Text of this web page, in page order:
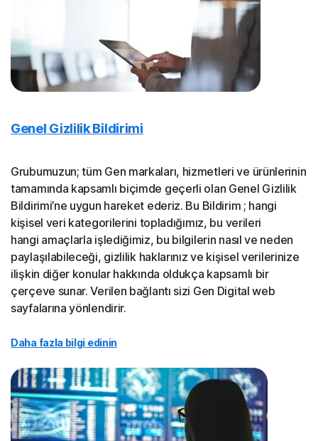
Genel Gizlilik Bildirimi
Grubumuzun; tüm Gen markaları, hizmetleri ve ürünlerinin
tamamında kapsamlı biçimde geçerli olan Genel Gizlilik
Bildirimi’ne uygun hareket ederiz. Bu Bildirim ; hangi
kişisel veri kategorilerini topladığımız, bu verileri
hangi amaçlarla işlediğimiz, bu bilgilerin nasıl ve neden
paylaşılabileceği, gizlilik haklarınız ve kişisel verilerinize
ilişkin diğer konular hakkında oldukça kapsamlı bir
çerçeve sunar. Verilen bağlantı sizi Gen Digital web
sayfalarına yönlendirir.
Daha fazla bilgi edinin